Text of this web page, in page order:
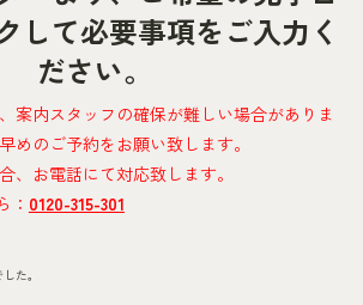
して必要事項をご入力く
ださい。
案内スタッフの確保が難しい場合がありま
めのご予約をお願い致します。
、お電話にて対応致します。
： 0120-315-301
た。